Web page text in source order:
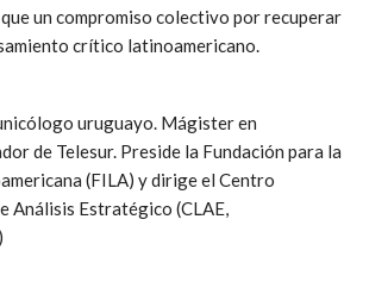
que un compromiso colectivo por recuperar
crítico latinoamericano.
uruguayo. Mágister en
de Telesur. Preside la Fundación para la
(FILA) y dirige el Centro
Análisis Estratégico (CLAE,
)